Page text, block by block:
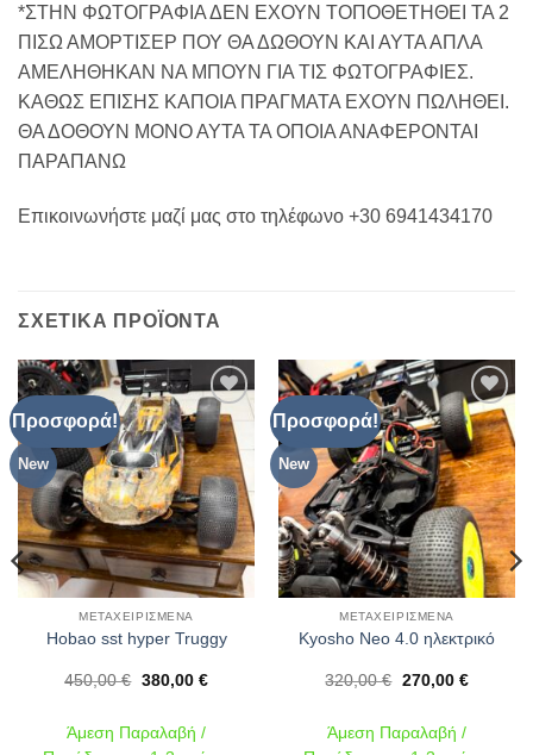
*ΣΤΗΝ ΦΩΤΟΓΡΑΦΙΑ ΔΕΝ ΕΧΟΥΝ ΤΟΠΟΘΕΤΗΘΕΙ ΤΑ 2
ΠΙΣΩ ΑΜΟΡΤΙΣΕΡ ΠΟΥ ΘΑ ΔΩΘΟΥΝ ΚΑΙ ΑΥΤΑ ΑΠΛΑ
ΑΜΕΛΗΘΗΚΑΝ ΝΑ ΜΠΟΥΝ ΓΙΑ ΤΙΣ ΦΩΤΟΓΡΑΦΙΕΣ.
ΚΑΘΩΣ ΕΠΙΣΗΣ ΚΑΠΟΙΑ ΠΡΑΓΜΑΤΑ ΕΧΟΥΝ ΠΩΛΗΘΕΙ.
ΘΑ ΔΟΘΟΥΝ ΜΟΝΟ ΑΥΤΑ ΤΑ ΟΠΟΙΑ ΑΝΑΦΕΡΟΝΤΑΙ
ΠΑΡΑΠΑΝΩ
Eπικοινωνήστε μαζί μας στο τηλέφωνο +30 6941434170
ΣΧΕΤΙΚΆ ΠΡΟΪΌΝΤΑ
Προσφορά!
New
Πρόσθήκη
στην λίστα
επιθυμιών
ΜΕΤΑΧΕΙΡΙΣΜΈΝΑ
Hobao sst hyper Truggy
450,00€ Original
price
450,00 €.
380,00 €Η
Άμεση Παραλαβή /
Προσφορά!
New
Πρόσθήκη
στην λίστα
επιθυμιών
ΜΕΤΑΧΕΙΡΙΣΜΈΝΑ
Kyosho Neo 4.0 ηλεκτρικό
320,00€ Original
price
320,00 €.
270,00 €Η
Άμεση Παραλαβή /